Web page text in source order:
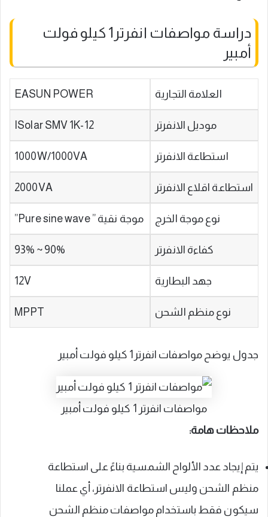
دراسة مواصفات انفرتر1 كيلو فولت
أمبير
العلامة التجارية EASUN POWER
موديل الانفرتر ISolar SMV 1K-12
استطاعة الانفرتر 1000W/1000VA
استطاعة اقلاع الانفرتر 2000VA
نوع موجة الخرج موجة نقية ” Pure sine wave”
كفاءة الانفرتر 90% ~ 93%
جهد البطارية 12V
نوع منظم الشحن MPPT
جدول يوضح مواصفات انفرتر1 كيلو فولت أمبير
مواصفات انفرتر 1 كيلو فولت أمبير
ملاحظات هامة:
يتم إيجاد عدد الألواح الشمسية بناءً على استطاعة
منظم الشحن وليس استطاعة الانفرتر، أي عملنا
سيكون فقط باستخدام مواصفات منظم الشحن